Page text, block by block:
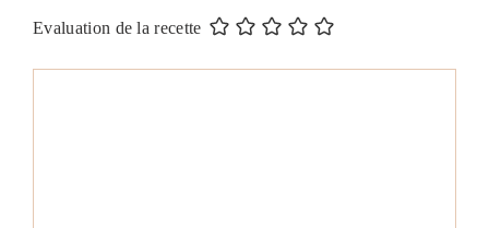
Evaluation de la recette